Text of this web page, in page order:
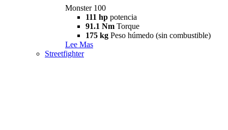
Monster 100
111 hp potencia
91.1 Nm Torque
175 kg Peso húmedo (sin combustible)
Lee Mas
Streetfighter